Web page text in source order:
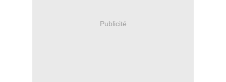
Publicité